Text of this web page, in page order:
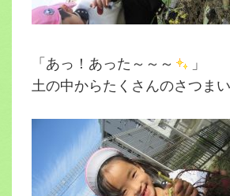
「あっ！あった～～～
」
土の中からたくさんのさつま